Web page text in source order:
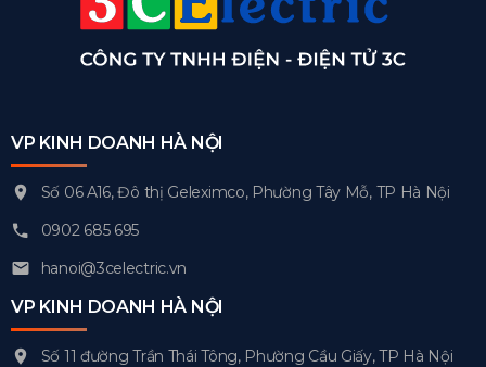
VP KINH DOANH HÀ NỘI
Số 06 A16, Đô thị Geleximco, Phường Tây Mỗ, TP Hà Nội
0902 685 695
hanoi@3celectric.vn
VP KINH DOANH HÀ NỘI
Số 11 đường Trần Thái Tông, Phường Cầu Giấy, TP Hà Nội